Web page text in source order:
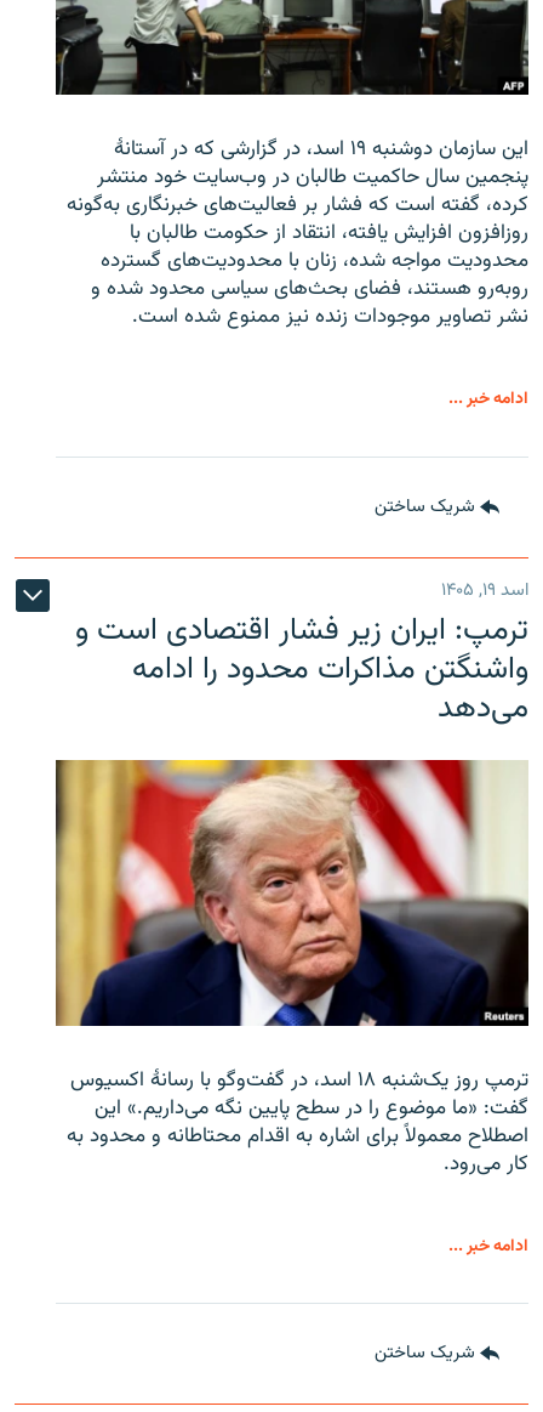
این سازمان دوشنبه ۱۹ اسد، در گزارشی که در آستانۀ
پنجمین سال حاکمیت طالبان در وب‌سایت خود منتشر
کرده، گفته است که فشار بر فعالیت‌های خبرنگاری به‌گونه
روزافزون افزایش یافته، انتقاد از حکومت طالبان با
محدودیت مواجه شده، زنان با محدودیت‌های گسترده
روبه‌رو هستند، فضای بحث‌های سیاسی محدود شده و
نشر تصاویر موجودات زنده نیز ممنوع شده است.
ادامه خبر ...
شریک ساختن
اسد ۱۹, ۱۴۰۵
ترمپ: ایران زیر فشار اقتصادی است و
واشنگتن مذاکرات محدود را ادامه
می‌دهد
ترمپ روز یک‌شنبه ۱۸ اسد، در گفت‌وگو با رسانهٔ اکسیوس
گفت: «ما موضوع را در سطح پایین نگه می‌داریم.» این
اصطلاح معمولاً برای اشاره به اقدام محتاطانه و محدود به
کار می‌رود.
ادامه خبر ...
شریک ساختن